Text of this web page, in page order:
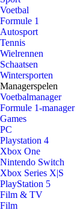
Voetbal
Formule 1
Autosport
Tennis
Wielrennen
Schaatsen
Wintersporten
Managerspelen
Voetbalmanager
Formule 1-manager
Games
PC
Playstation 4
Xbox One
Nintendo Switch
Xbox Series X|S
PlayStation 5
Film & TV
Film